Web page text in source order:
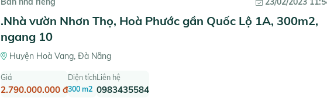
.Nhà vườn Nhơn Thọ, Hoà Phước gần Quốc Lộ 1A, 300m2,
ngang 10
Huyện Hoà Vang, Đà Nẵng
Giá
2.790.000.000 đ
Diện tích
300 m2
Liên hệ
0983435584